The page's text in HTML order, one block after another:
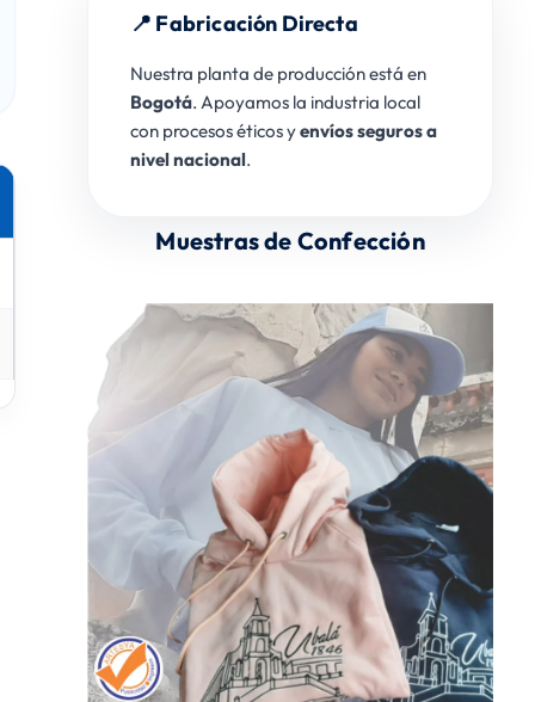
📍 Fabricación Directa
Nuestra planta de producción está en
Bogotá. Apoyamos la industria local
con procesos éticos yenvíos seguros a
nivel nacional.
Muestras de Confección